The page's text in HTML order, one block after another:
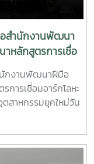
อ และการสร้าง
ยั่งยืนประเด็นสำคัญ
ลยีที่เหมาะสม
ชุมชน- การสร้าง
จฐานราก - การ
ดองค์ความรู้และ
ารณ์ระหว่างสถาบัน
ยด้านการพัฒนา
สสำคัญในการติดตาม
ระเทศ พร้อมแลก
สำนักงานพัฒนา
หลักสูตรการเชื่อ
ำลังคนรองรับ
กงานพัฒนาฝีมือ
ารเชื่อมอาร์กโลหะ
สาหกรรมยุคใหม่วัน
แรงงานลำพูน จัด
วิชาการ